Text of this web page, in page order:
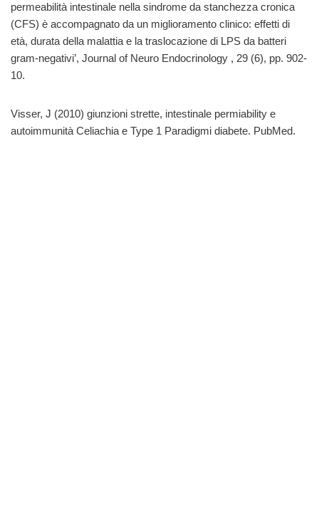
permeabilità intestinale nella sindrome da stanchezza cronica
(CFS) è accompagnato da un miglioramento clinico: effetti di
età, durata della malattia e la traslocazione di LPS da batteri
gram-negativi’, Journal of Neuro Endocrinology , 29 (6), pp. 902-
10.
Visser, J (2010) giunzioni strette, intestinale permiability e
autoimmunità Celiachia e Type 1 Paradigmi diabete. PubMed.